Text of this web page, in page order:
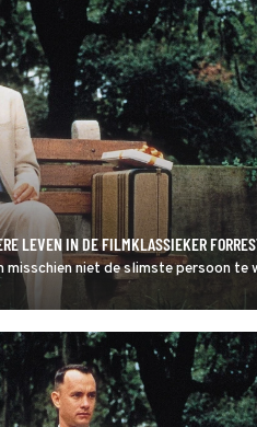
LEVEN IN DE FILMKLASSIEKER
misschien niet de slimste persoon te